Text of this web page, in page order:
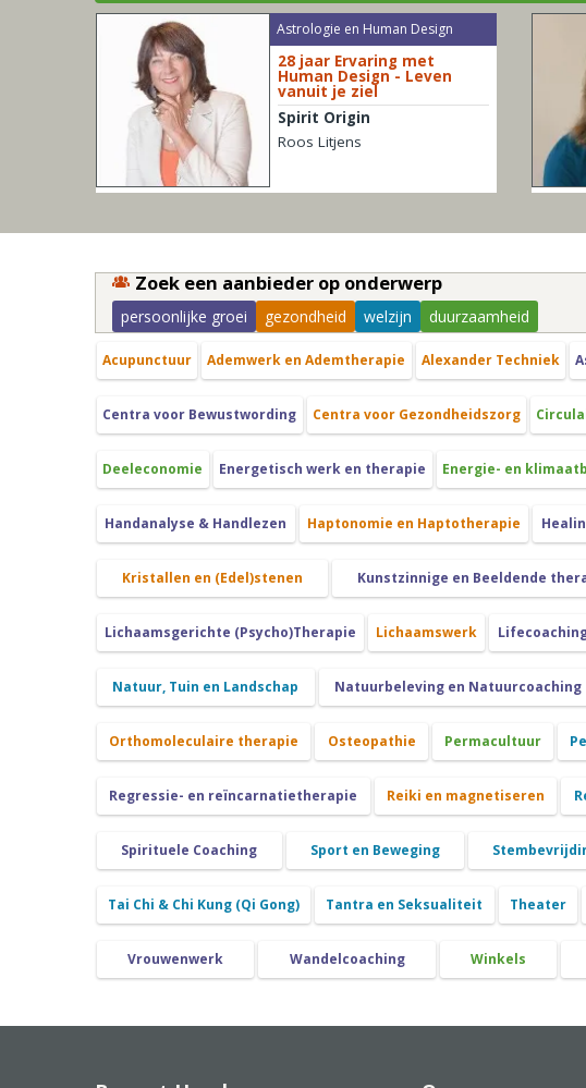
Astrologie en Human Design
28 jaar Ervaring met
Human Design - Leven
vanuit je ziel
Spirit Origin
Roos Litjens
Zoek een aanbieder op onderwerp
persoonlijke groei gezondheid welzijn duurzaamheid
Acupunctuur Ademwerk en Ademtherapie Alexander Techniek
Centra voor Bewustwording Centra voor Gezondheidszorg
Deeleconomie Energetisch werk en therapie Energie- en
Handanalyse & Handlezen Haptonomie en Haptotherapie
Kristallen en (Edel)stenen Kunstzinnige en Beeldende
Lichaamsgerichte (Psycho)Therapie Lichaamswerk
Natuur, Tuin en Landschap Natuurbeleving en Natuurcoaching
Orthomoleculaire therapie Osteopathie Permacultuur
Regressie- en reïncarnatietherapie Reiki en magnetiseren
Spirituele Coaching Sport en Beweging
Tai Chi & Chi Kung (Qi Gong) Tantra en Seksualiteit Theater
Vrouwenwerk Wandelcoaching Winkels